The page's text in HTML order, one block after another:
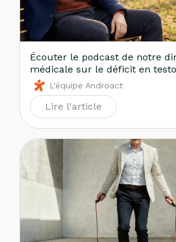
Écouter le podcast de notre
médicale sur le déficit en
L'équipe Androact
Lire l'article